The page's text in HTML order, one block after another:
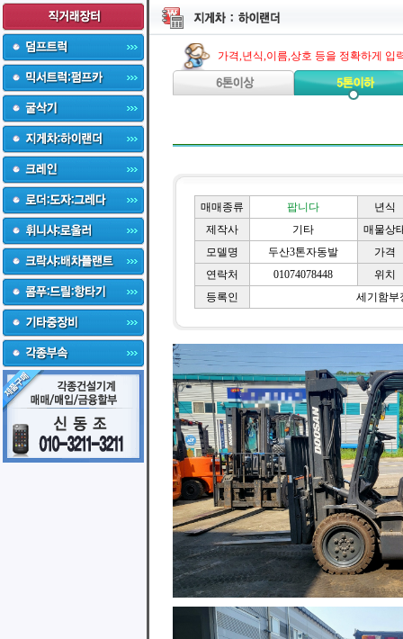
가격,년식,이름,상호 등을 정확하게 입
매매종류 팝니다
년식
제작사
기타
매물상
모델명
두산3톤자동발
가격
연락처
01074078448
위치
등록인
세기함부